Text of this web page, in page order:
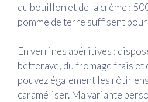
du bouillon et de la crème :
pomme de terre suffisent
En verrines apéritives :
betterave, du fromage frais et
pouvez également les rôtir
caraméliser. Ma variante